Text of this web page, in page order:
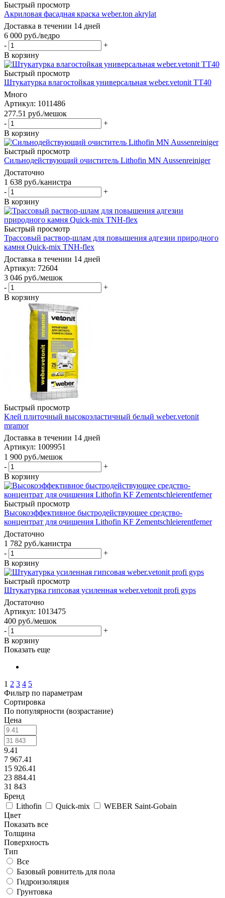
Быстрый просмотр
Акриловая фасадная краска weber.ton akrylat
Доставка в течении 14 дней
6 000 руб./ведро
-
+
В корзину
Быстрый просмотр
Штукатурка влагостойкая универсальная weber.vetonit TT40
Много
Артикул: 1011486
277.51 руб./мешок
-
+
В корзину
Быстрый просмотр
Сильнодействующий очиститель Lithofin MN Aussenreiniger
Достаточно
1 638 руб./канистра
-
+
В корзину
Быстрый просмотр
Трассовый раствор-шлам для повышения адгезии природного
камня Quick-mix TNH-flex
Доставка в течении 14 дней
Артикул: 72604
3 046 руб./мешок
-
+
В корзину
Быстрый просмотр
Клей плиточный высокоэластичный белый weber.vetonit
mramor
Доставка в течении 14 дней
Артикул: 1009951
1 900 руб./мешок
-
+
В корзину
Быстрый просмотр
Высокоэффективное быстродействующее средство-
концентрат для очищения Lithofin KF Zementschleierentferner
Достаточно
1 782 руб./канистра
-
+
В корзину
Быстрый просмотр
Штукатурка гипсовая усиленная weber.vetonit profi gyps
Достаточно
Артикул: 1013475
400 руб./мешок
-
+
В корзину
Показать еще
1 2 3 4 5
Фильтр по параметрам
Сортировка
По популярности (возрастание)
Цена
9.41
7 967.41
15 926.41
23 884.41
31 843
Бренд
Lithofin
Quick-mix
WEBER Saint-Gobain
Цвет
Показать все
Толщина
Поверхность
Тип
Все
Базовый ровнитель для пола
Гидроизоляция
Грунтовка